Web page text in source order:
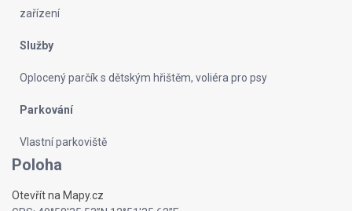
zařízení
Služby
Oplocený parčík s dětským hřištěm, voliéra pro psy
Parkování
Vlastní parkoviště
Poloha
Otevřít na Mapy.cz